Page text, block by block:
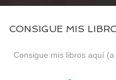
CONSIGUE MIS
Consigue mis libros aquí